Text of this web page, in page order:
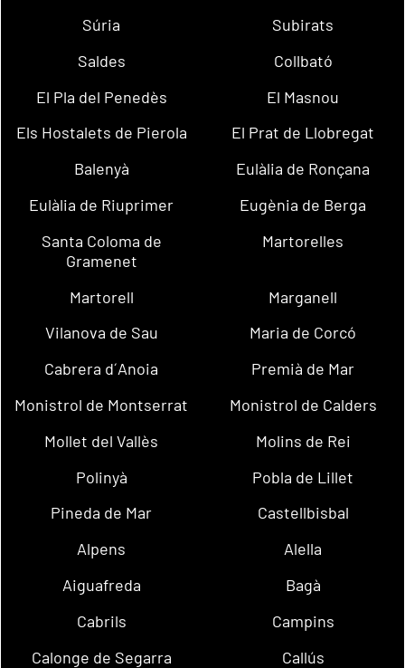
Súria
Subirats
Saldes
Collbató
El Pla del Penedès
El Masnou
Els Hostalets de Pierola
El Prat de Llobregat
Balenyà
Eulàlia de Ronçana
Eulàlia de Riuprimer
Eugènia de Berga
Santa Coloma de
Gramenet
Martorelles
Martorell
Marganell
Vilanova de Sau
Maria de Corcó
Cabrera d´Anoia
Premià de Mar
Monistrol de Montserrat
Monistrol de Calders
Mollet del Vallès
Molins de Rei
Polinyà
Pobla de Lillet
Pineda de Mar
Castellbisbal
Alpens
Alella
Aiguafreda
Bagà
Cabrils
Campins
Calonge de Segarra
Callús